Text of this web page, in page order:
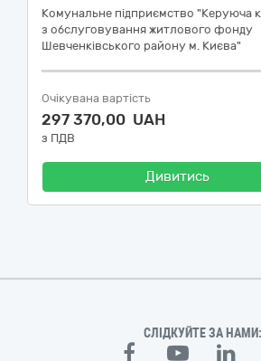
Комунальне підприємство "Керуюча
з обслуговування житлового фонду
Шевченківського району м. Києва"
Очікувана вартість
297 370,00 UAH
з ПДВ
Дивитись
СЛІДКУЙТЕ ЗА НАМИ: